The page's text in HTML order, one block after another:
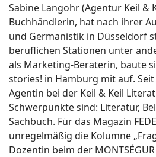
Sabine Langohr (Agentur Keil &
Buchhändlerin, hat nach ihrer
und Germanistik in Düsseldorf
beruflichen Stationen unter
als Marketing-Beraterin, baute
stories! in Hamburg mit auf.
Agentin bei der Keil & Keil
Schwerpunkte sind: Literatur,
Sachbuch. Für das Magazin
unregelmäßig die Kolumne
Dozentin beim der MONTSÉGUR